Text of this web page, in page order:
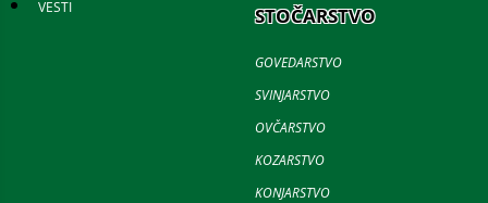
VESTI STOČARSTVO
GOVEDARSTVO
SVINJARSTVO
OVČARSTVO
KOZARSTVO
KONJARSTVO